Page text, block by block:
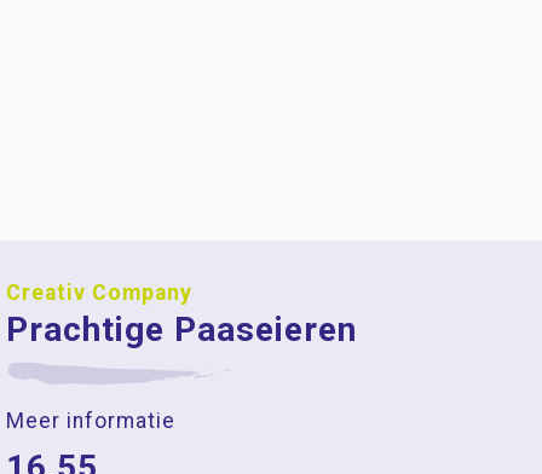
Creativ Company
Prachtige Paaseieren
Meer informatie